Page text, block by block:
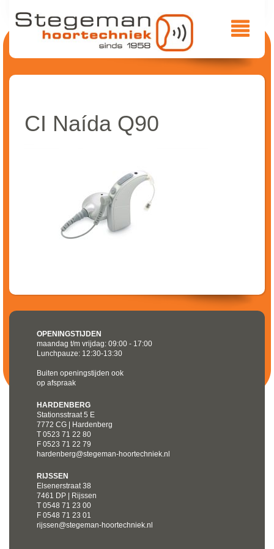
CI Naída Q90
OPENINGSTIJDEN
maandag t/m vrijdag: 09:00 - 17:00
Lunchpauze: 12:30-13:30
Buiten openingstijden ook
op afspraak
HARDENBERG
Stationsstraat 5 E
7772 CG | Hardenberg
T 0523 71 22 80
F 0523 71 22 79
hardenberg@stegeman-hoortechniek.nl
RIJSSEN
Elsenerstraat 38
7461 DP | Rijssen
T 0548 71 23 00
F 0548 71 23 01
rijssen@stegeman-hoortechniek.nl